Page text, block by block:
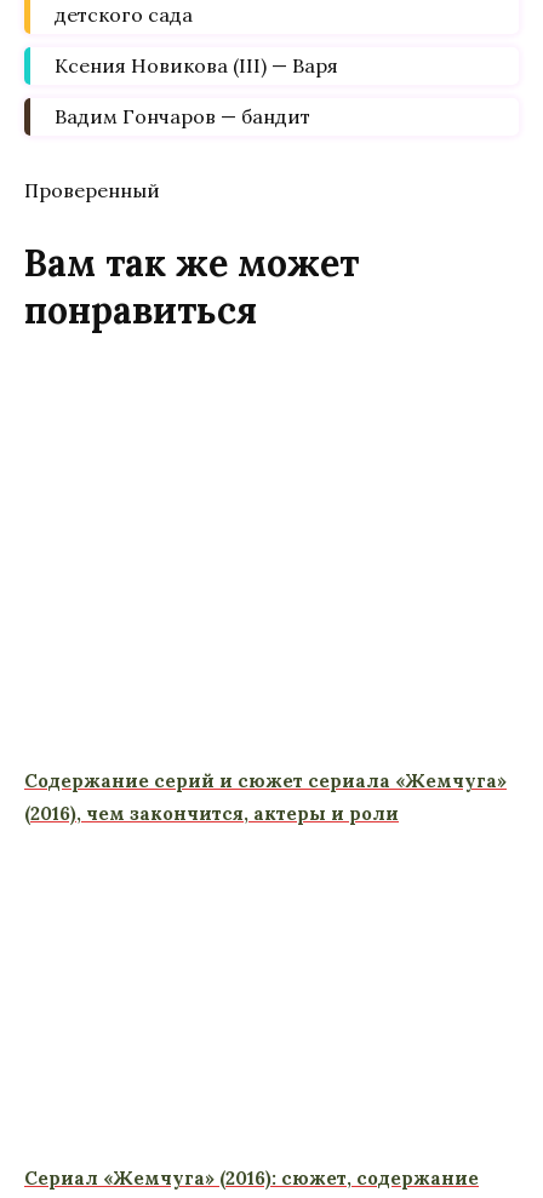
детского сада
Ксения Новикова (III) — Варя
Вадим Гончаров — бандит
Проверенный
Вам так же может
понравиться
Содержание серий и сюжет сериала «Жемчуга»
(2016), чем закончится, актеры и роли
Сериал «Жемчуга» (2016): сюжет, содержание